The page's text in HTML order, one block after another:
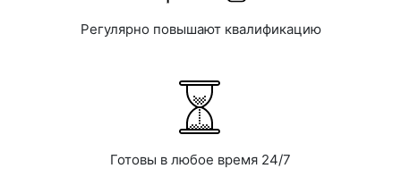
Регулярно повышают квалификацию
Готовы в любое время 24/7